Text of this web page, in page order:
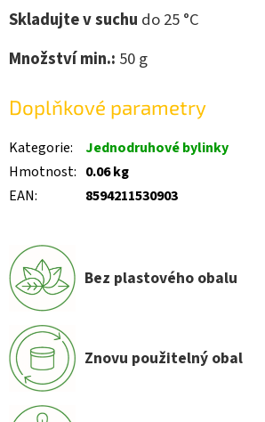
Skladujte v suchu do 25 °C
Množství min.: 50g
Doplňkové parametry
Kategorie:
Jednodruhové bylinky
Hmotnost: 0.06 kg
EAN: 8594211530903
Bez plastového obalu
Znovu použitelný obal